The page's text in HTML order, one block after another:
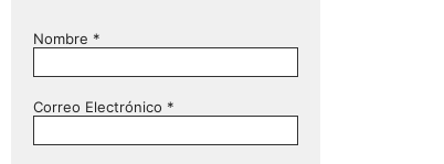
Nombre *
Correo Electrónico *